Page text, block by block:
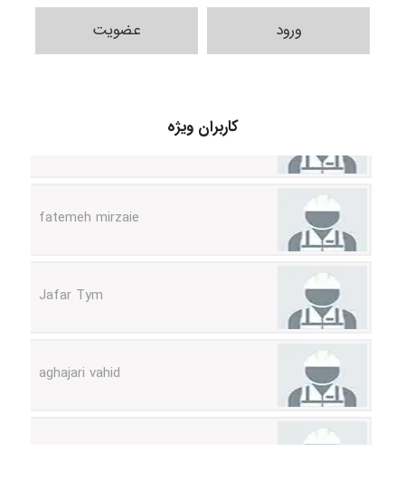
ورود عضویت
کاربران ویژه